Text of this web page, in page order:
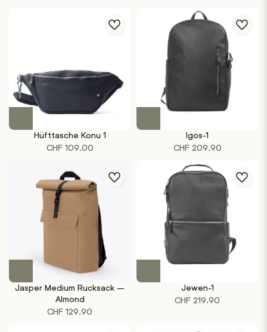
Hüfttasche Konu 1
CHF109.00
Igos-1
CHF209.90
Jasper Medium Rucksack –
Almond
CHF 129.90
Jewen-1
CHF 219.90